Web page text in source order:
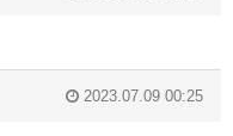
2023.07.09 00:25